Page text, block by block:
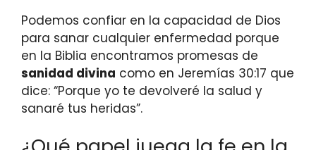
Podemos confiar en la capacidad de Dios
para sanar cualquier enfermedad porque
en la Biblia encontramos promesas de
sanidad divina como en Jeremías 30:17 que
dice: “Porque yo te devolveré la salud y
sanaré tus heridas”.